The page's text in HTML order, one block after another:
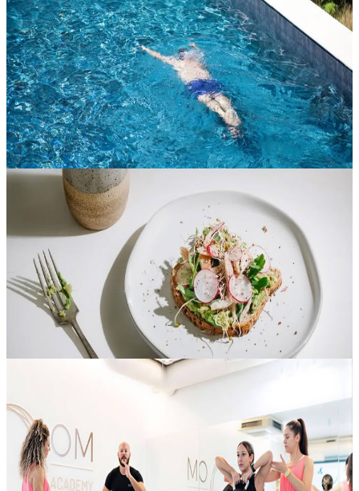
Giornata SPA Serenità
Concediti una giornata interamente dedicata al relax, al
rinnovamento e alla cura di te, in un ambiente spa tranquillo pensato
per aiutarti a rallentare e ritrovare energie. Questa esperienza ti
invit...
25,00 €
Folgosinho, Portogallo
Pacchetto piano alimentare personalizzato
Pensato per gli ospiti che desiderano un approccio più
personalizzato al benessere, questo pacchetto di piano alimentare su
misura offre un supporto dedicato per aiutarti a restare allineato ai
tuoi o...
90,00 €
Aljezur, Portogallo
Trovaci sulle guide KAYAK
Scopri la nostra proposta attraverso le guide KAYAK e rendi più
semplice l’organizzazione della tua prossima pausa di benessere. Se
stai cercando un ritiro tranquillo, un’esperienza di yoga rigenerant...